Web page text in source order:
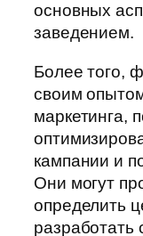
основных
заведением.
Более того,
своим
маркетинга,
кампании и
Они могут
определить
разработать